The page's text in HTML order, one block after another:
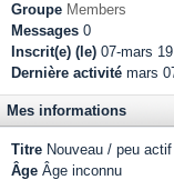
Groupe Members
Messages 0
Inscrit(e) (le) 07-mars 19
Dernière activité mars
Mes informations
Titre Nouveau / peu actif
Âge Âge inconnu